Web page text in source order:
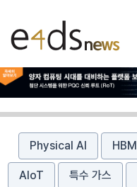
Physical AI HBM
AIoT 특수 가스